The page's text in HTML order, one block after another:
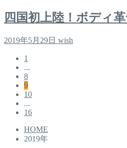
四国初上陸！ボディ
2019年5月29日 wish
1
...
8
9
10
...
16
HOME
2019年